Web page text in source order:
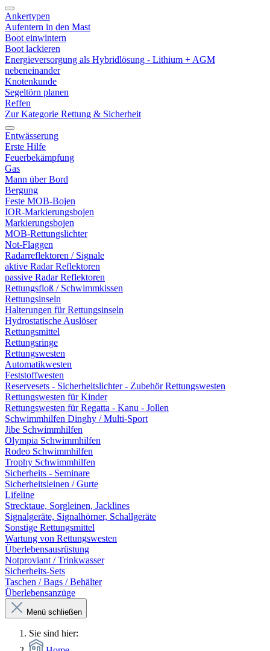
Ankertypen
Aufentern in den Mast
Boot einwintern
Boot lackieren
Energieversorgung als Hybridlösung - Lithium + AGM
nebeneinander
Knotenkunde
Segeltörn planen
Reffen
Zur Kategorie Rettung & Sicherheit
Entwässerung
Erste Hilfe
Feuerbekämpfung
Gas
Mann über Bord
Bergung
Feste MOB-Bojen
IOR-Markierungsbojen
Markierungsbojen
MOB-Rettungslichter
Not-Flaggen
Radarreflektoren / Signale
aktive Radar Reflektoren
passive Radar Reflektoren
Rettungsfloß / Schwimmkissen
Rettungsinseln
Halterungen für Rettungsinseln
Hydrostatische Auslöser
Rettungsmittel
Rettungsringe
Rettungswesten
Automatikwesten
Feststoffwesten
Reservesets - Sicherheitslichter - Zubehör Rettungswesten
Rettungswesten für Kinder
Rettungswesten für Regatta - Kanu - Jollen
Schwimmhilfen Dinghy / Multi-Sport
Jibe Schwimmhilfen
Olympia Schwimmhilfen
Rodeo Schwimmhilfen
Trophy Schwimmhilfen
Sicherheits - Seminare
Sicherheitsleinen / Gurte
Lifeline
Strecktaue, Sorgleinen, Jacklines
Signalgeräte, Signalhörner, Schallgeräte
Sonstige Rettungsmittel
Wartung von Rettungswesten
Überlebensausrüstung
Notproviant / Trinkwasser
Sicherheits-Sets
Taschen / Bags / Behälter
Überlebensanzüge
Menü schließen
Sie sind hier: